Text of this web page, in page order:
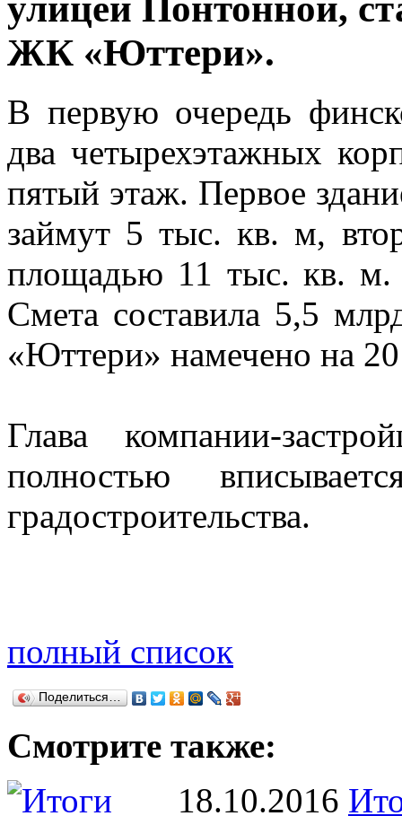
ЖК «Юттери».
В первую очередь
два четырехэтажных
пятый этаж. Первое
займут 5 тыс. кв. м,
площадью 11 тыс. кв.
Смета составила 5,5
«Юттери» намечено на
Глава компании-
полностью
градостроительства.
полный список
Поделиться…
Смотрите также:
18.10.2016